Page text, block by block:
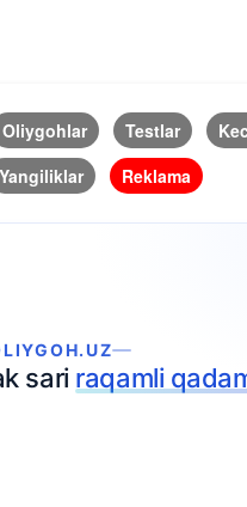
Oliygohlar Testlar
Yangiliklar
Reklama
sari raqamli